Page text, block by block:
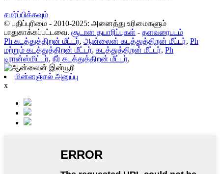
சமர்ப்பிக்கவும்
© பதிப்புரிமை - 2010-2025: அனைத்து உரிமைகளும்
பாதுகாக்கப்பட்டவை. சூடான தயாரிப்புகள் - தளவரைபடம்
Ph கடத்துத்திறன் மீட்டர், ஆன்லைன் கடத்துத்திறன் மீட்டர், Ph
மற்றும் கடத்துத்திறன் மீட்டர், கடத்துத்திறன் மீட்டர், Ph
டிரான்ஸ்மிட்டர், நீர் கடத்துத்திறன் மீட்டர்,
மின்னஞ்சல் அனுப்பு
x